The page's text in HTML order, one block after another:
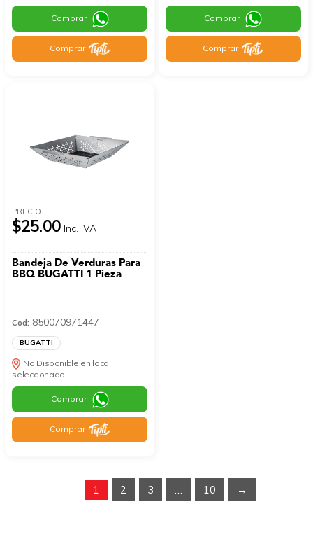
Comprar
Comprar
Comprar
Comprar
PRECIO
$25.00 Inc. IVA
Bandeja De Verduras Para
BBQ BUGATTI 1 Pieza
Cod: 850070971447
BUGATTI
No Disponible en local
seleccionado
Comprar
Comprar
1 2 3 … 10 →